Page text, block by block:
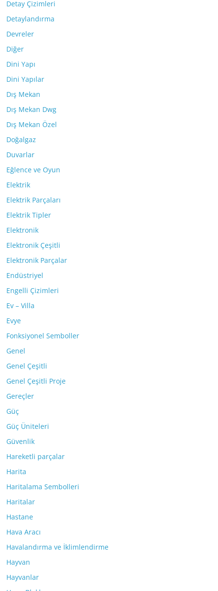
Detay Çizimleri
Detaylandırma
Devreler
Diğer
Dini Yapı
Dini Yapılar
Dış Mekan
Dış Mekan Dwg
Dış Mekan Özel
Doğalgaz
Duvarlar
Eğlence ve Oyun
Elektrik
Elektrik Parçaları
Elektrik Tipler
Elektronik
Elektronik Çeşitli
Elektronik Parçalar
Endüstriyel
Engelli Çizimleri
Ev – Villa
Evye
Fonksiyonel Semboller
Genel
Genel Çeşitli
Genel Çeşitli Proje
Gereçler
Güç
Güç Üniteleri
Güvenlik
Hareketli parçalar
Harita
Haritalama Sembolleri
Haritalar
Hastane
Hava Aracı
Havalandırma ve İklimlendirme
Hayvan
Hayvanlar